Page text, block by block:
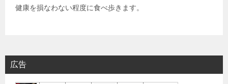
健康を損なわない程度に食べ歩きます。
広告